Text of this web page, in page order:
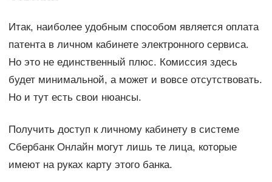
Итак, наиболее удобным способом является оплата
патента в личном кабинете электронного сервиса.
Но это не единственный плюс. Комиссия здесь
будет минимальной, а может и вовсе отсутствовать.
Но и тут есть свои нюансы.
Получить доступ к личному кабинету в системе
Сбербанк Онлайн могут лишь те лица, которые
имеют на руках карту этого банка.